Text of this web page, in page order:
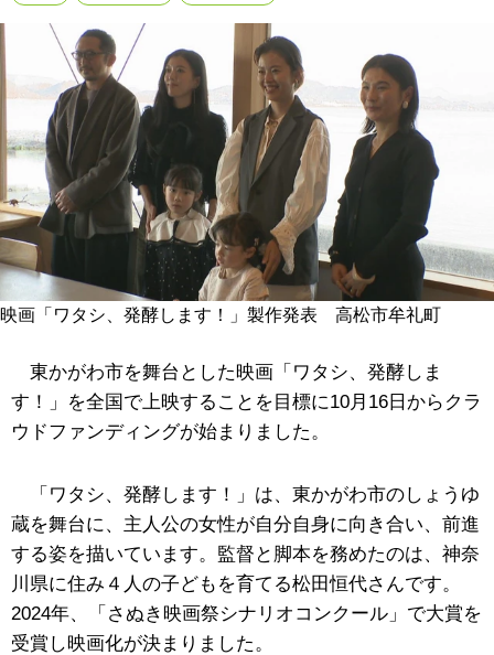
映画「ワタシ、発酵します！」製作発表 高松市牟礼町
東かがわ市を舞台とした映画「ワタシ、発酵しま
す！」を全国で上映することを目標に10月16日からクラ
ウドファンディングが始まりました。
「ワタシ、発酵します！」は、東かがわ市のしょうゆ
蔵を舞台に、主人公の女性が自分自身に向き合い、前進
する姿を描いています。監督と脚本を務めたのは、神奈
川県に住み４人の子どもを育てる松田恒代さんです。
2024年、「さぬき映画祭シナリオコンクール」で大賞を
受賞し映画化が決まりました。